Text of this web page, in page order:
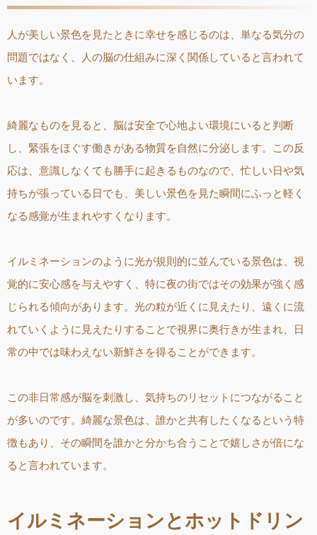
人が美しい景色を見たときに幸せを感じるのは、単なる気分の
問題ではなく、人の脳の仕組みに深く関係していると言われて
います。
綺麗なものを見ると、脳は安全で心地よい環境にいると判断
し、緊張をほぐす働きがある物質を自然に分泌します。この反
応は、意識しなくても勝手に起きるものなので、忙しい日や気
持ちが張っている日でも、美しい景色を見た瞬間にふっと軽く
なる感覚が生まれやすくなります。
イルミネーションのように光が規則的に並んでいる景色は、視
覚的に安心感を与えやすく、特に夜の街ではその効果が強く感
じられる傾向があります。光の粒が近くに見えたり、遠くに流
れていくように見えたりすることで視界に奥行きが生まれ、日
常の中では味わえない新鮮さを得ることができます。
この非日常感が脳を刺激し、気持ちのリセットにつながること
が多いのです。綺麗な景色は、誰かと共有したくなるという特
徴もあり、その瞬間を誰かと分かち合うことで嬉しさが倍にな
ると言われています。
イルミネーションとホットドリン